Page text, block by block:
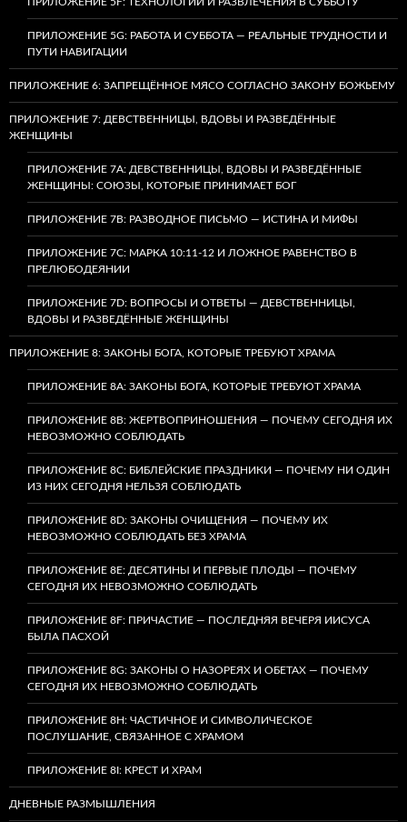
ПРИЛОЖЕНИЕ 5G: РАБОТА И СУББОТА — РЕАЛЬНЫЕ ТРУДНОСТИ И
ПУТИ НАВИГАЦИИ
ПРИЛОЖЕНИЕ 6: ЗАПРЕЩЁННОЕ МЯСО СОГЛАСНО ЗАКОНУ БОЖЬЕМУ
ПРИЛОЖЕНИЕ 7: ДЕВСТВЕННИЦЫ, ВДОВЫ И РАЗВЕДЁННЫЕ
ЖЕНЩИНЫ
ПРИЛОЖЕНИЕ 7А: ДЕВСТВЕННИЦЫ, ВДОВЫ И РАЗВЕДЁННЫЕ
ЖЕНЩИНЫ: СОЮЗЫ, КОТОРЫЕ ПРИНИМАЕТ БОГ
ПРИЛОЖЕНИЕ 7B: РАЗВОДНОЕ ПИСЬМО — ИСТИНА И МИФЫ
ПРИЛОЖЕНИЕ 7C: МАРКА 10:11-12 И ЛОЖНОЕ РАВЕНСТВО В
ПРЕЛЮБОДЕЯНИИ
ПРИЛОЖЕНИЕ 7D: ВОПРОСЫ И ОТВЕТЫ — ДЕВСТВЕННИЦЫ,
ВДОВЫ И РАЗВЕДЁННЫЕ ЖЕНЩИНЫ
ПРИЛОЖЕНИЕ 8: ЗАКОНЫ БОГА, КОТОРЫЕ ТРЕБУЮТ ХРАМА
ПРИЛОЖЕНИЕ 8A: ЗАКОНЫ БОГА, КОТОРЫЕ ТРЕБУЮТ ХРАМА
ПРИЛОЖЕНИЕ 8B: ЖЕРТВОПРИНОШЕНИЯ — ПОЧЕМУ СЕГОДНЯ ИХ
НЕВОЗМОЖНО СОБЛЮДАТЬ
ПРИЛОЖЕНИЕ 8C: БИБЛЕЙСКИЕ ПРАЗДНИКИ — ПОЧЕМУ НИ ОДИН
ИЗ НИХ СЕГОДНЯ НЕЛЬЗЯ СОБЛЮДАТЬ
ПРИЛОЖЕНИЕ 8D: ЗАКОНЫ ОЧИЩЕНИЯ — ПОЧЕМУ ИХ
НЕВОЗМОЖНО СОБЛЮДАТЬ БЕЗ ХРАМА
ПРИЛОЖЕНИЕ 8E: ДЕСЯТИНЫ И ПЕРВЫЕ ПЛОДЫ — ПОЧЕМУ
СЕГОДНЯ ИХ НЕВОЗМОЖНО СОБЛЮДАТЬ
ПРИЛОЖЕНИЕ 8F: ПРИЧАСТИЕ — ПОСЛЕДНЯЯ ВЕЧЕРЯ ИИСУСА
БЫЛА ПАСХОЙ
ПРИЛОЖЕНИЕ 8G: ЗАКОНЫ О НАЗОРЕЯХ И ОБЕТАХ — ПОЧЕМУ
СЕГОДНЯ ИХ НЕВОЗМОЖНО СОБЛЮДАТЬ
ПРИЛОЖЕНИЕ 8H: ЧАСТИЧНОЕ И СИМВОЛИЧЕСКОЕ
ПОСЛУШАНИЕ, СВЯЗАННОЕ С ХРАМОМ
ПРИЛОЖЕНИЕ 8I: КРЕСТ И ХРАМ
ДНЕВНЫЕ РАЗМЫШЛЕНИЯ